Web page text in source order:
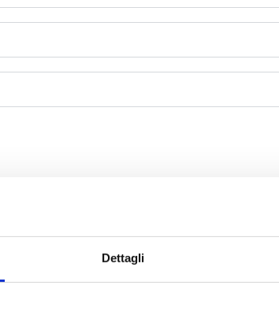
Dettagli